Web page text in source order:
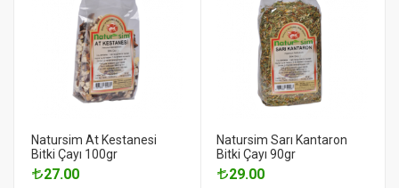
Natursim At Kestanesi
Bitki Çayı 100gr
27.00
Natursim Sarı Kantaron
Bitki Çayı 90gr
29.00